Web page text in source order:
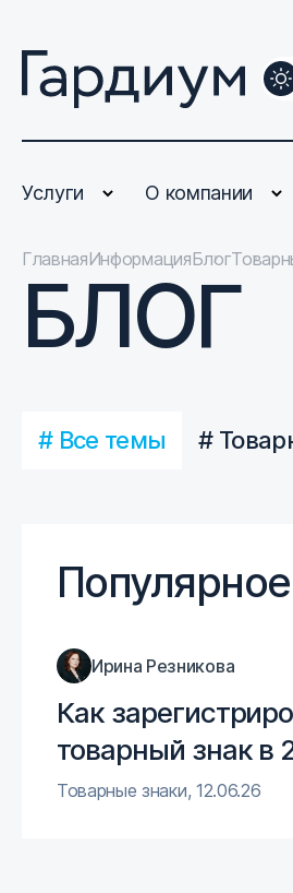
Услуги О компании
ГлавнаяИнформацияБлог
БЛОГ
# Все темы #
Популярное
Как
товарный знак в
Ирина Резникова
Товарные знаки, 12.06.26